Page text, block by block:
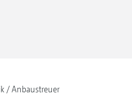
Anbaustreuer